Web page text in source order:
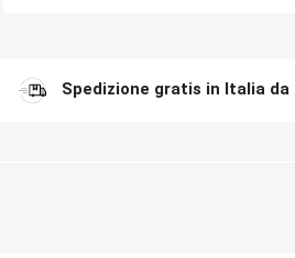
Spedizione gratis in Italia da